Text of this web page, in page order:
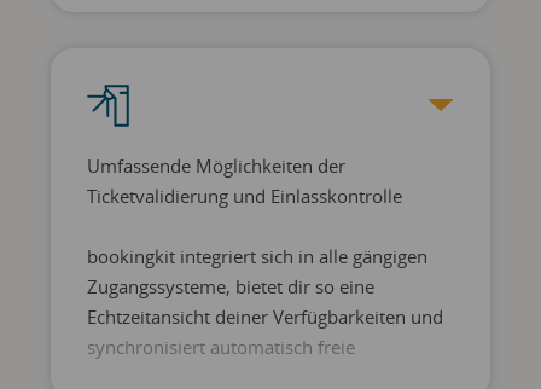
Analyse von Besucherströmen, Kapazitäts-
Management oder Kontaktnachverfolgung.
Umfassende Möglichkeiten der
Ticketvalidierung und Einlasskontrolle
bookingkit integriert sich in alle gängigen
Zugangssysteme, bietet dir so eine
Echtzeitansicht deiner Verfügbarkeiten und
synchronisiert automatisch freie